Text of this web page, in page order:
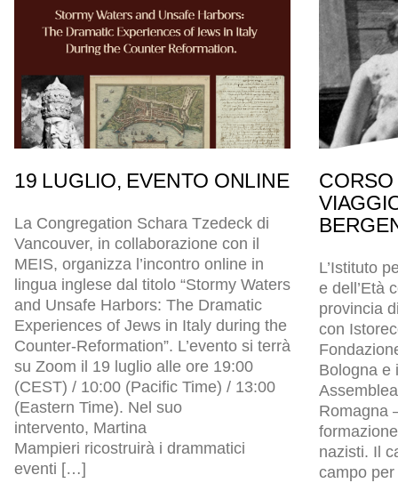
19 LUGLIO, EVENTO ONLINE
La Congregation Schara Tzedeck di
Vancouver, in collaborazione con il
MEIS, organizza l’incontro online in
lingua inglese dal titolo “Stormy Waters
and Unsafe Harbors: The Dramatic
Experiences of Jews in Italy during the
Counter-Reformation”. L’evento si terrà
su Zoom il 19 luglio alle ore 19:00
(CEST) / 10:00 (Pacific Time) / 13:00
(Eastern Time). Nel suo
intervento, Martina
Mampieri ricostruirà i drammatici
eventi […]
L’Istituto
e dell’Età
provincia
con
Bologna e
Romagna
nazisti. Il
campo